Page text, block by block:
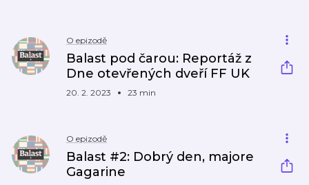
O epizodě
Balast pod čarou: Reportáž z
Dne otevřených dveří FF UK
20. 2. 2023 23 min
O epizodě
Balast #2: Dobrý den, majore
Gagarine